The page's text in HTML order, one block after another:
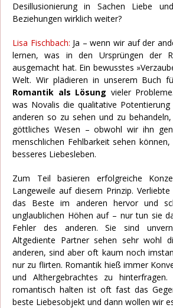
Desillusionierung in Sachen Liebe
Beziehungen wirklich weiter?
Lisa Fischbach: Ja – wenn wir auf der
lernen, was in den Ursprüngen der
ausgemacht hat. Ein bewusstes
Welt. Wir plädieren in unserem Buch
Romantik als Lösung vieler
was Novalis die qualitative
anderen so zu sehen und zu
göttliches Wesen – obwohl wir ihn
menschlichen Fehlbarkeit sehen
besseres Liebesleben.
Zum Teil basieren erfolgreiche
Langeweile auf diesem Prinzip.
das Beste im anderen hervor und
unglaublichen Höhen auf – nur tun sie
Fehler des anderen. Sie sind
Altgediente Partner sehen sehr wohl
anderen, sind aber oft kaum noch
nur zu flirten. Romantik hieß immer
und Althergebrachtes zu
romantisch halten ist oft fast das
beste Liebesobjekt und dann wollen wir